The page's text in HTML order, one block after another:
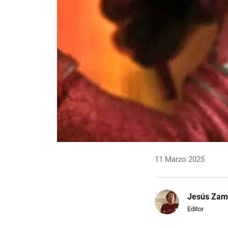
11 Marzo 2025
Jesús
Editor